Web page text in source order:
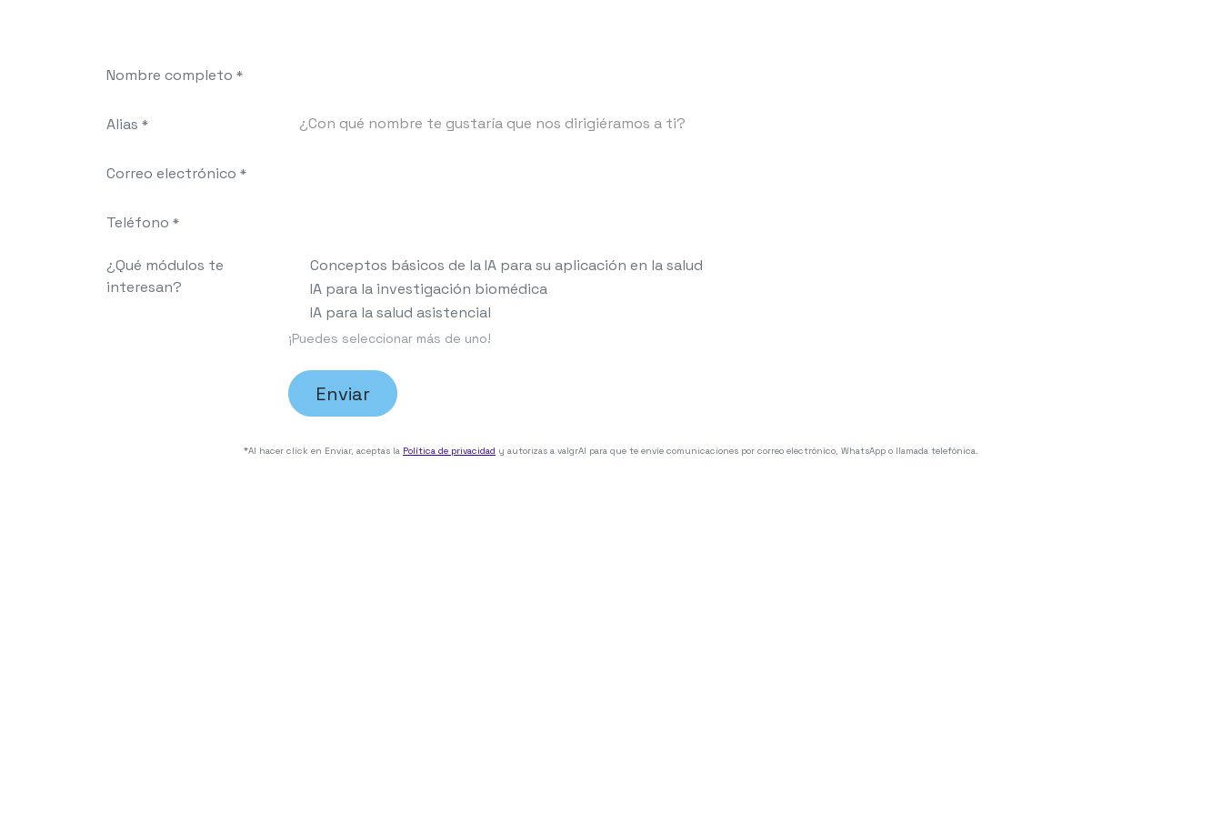
Nombre completo *
Alias *
Correo electrónico *
Teléfono *
¿Qué módulos te
interesan?
Conceptos básicos de la IA para su aplicación en la salud
IA para la investigación biomédica
IA para la salud asistencial
¡Puedes seleccionar más de uno!
Enviar
*Al hacer click en Enviar, aceptas la Política de privacidad y autorizas a valgrAI para que te envíe comunicaciones por correo electrónico, WhatsApp o llamada telefónica.